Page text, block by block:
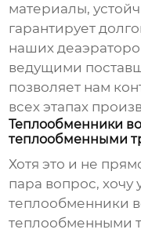
материалы,
гарантирует
наших
ведущими
позволяет нам
всех этапах
Теплообменники
теплообменными
Хотя это и не
пара вопрос, хочу
теплообменники
теплообменными